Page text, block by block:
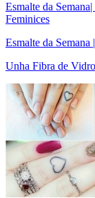
Esmalte da
Feminices
Esmalte da
Unha Fibra de